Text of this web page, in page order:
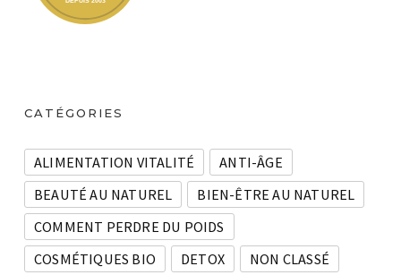
CATÉGORIES
ALIMENTATION VITALITÉ
ANTI-ÂGE
BEAUTÉ AU NATUREL
BIEN-ÊTRE AU NATUREL
COMMENT PERDRE DU POIDS
COSMÉTIQUES BIO
DETOX
NON CLASSÉ